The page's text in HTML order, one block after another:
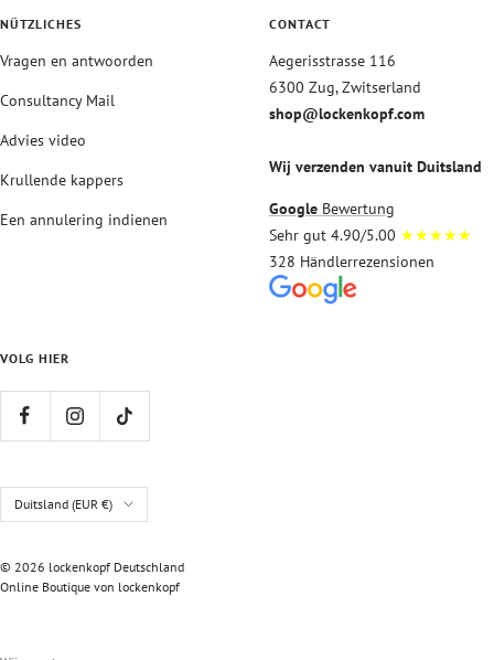
NÜTZLICHES
Vragen en antwoorden
Consultancy Mail
Advies video
Krullende kappers
Een annulering indienen
CONTACT
Aegerisstrasse 116
6300 Zug, Zwitserland
shop@lockenkopf.com
Wij verzenden vanuit Duitsland
Google Bewertung
Sehr gut 4.90/5.00 ★★★★★
328 Händlerrezensionen
VOLG HIER
Land/regio
Duitsland (EUR €)
© 2026 lockenkopf Deutschland
Online Boutique von lockenkopf